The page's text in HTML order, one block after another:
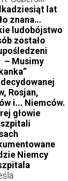
lat
znana…
ludobójstwo
zostało
– Musimy
Rosjan,
i... Niemców.
głowie
Niemcy